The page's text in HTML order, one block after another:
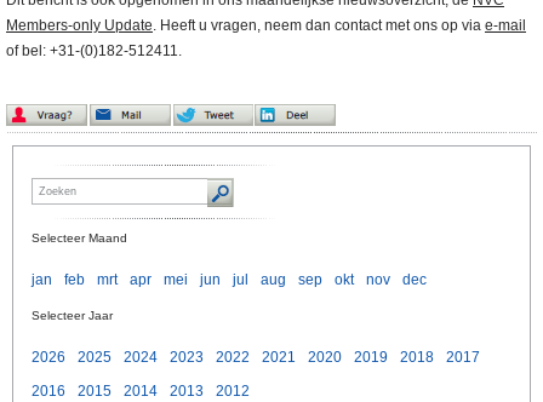
Members-only Update. Heeft u vragen, neem dan contact met ons op via e-mail
of bel: +31-(0)182-512411.
Selecteer Maand
jan feb mrt apr mei jun jul aug sep okt nov dec
Selecteer Jaar
2026 2025 2024 2023 2022 2021 2020 2019 2018
2017
2016
2015 2014 2013 2012